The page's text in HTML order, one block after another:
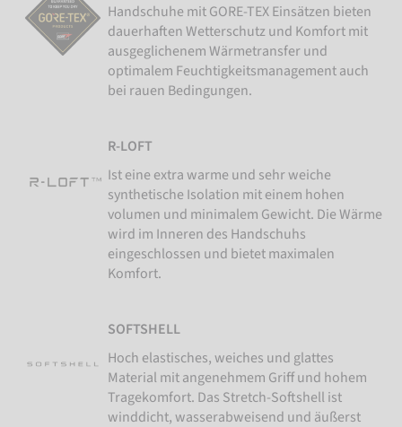
Handschuhe mit GORE-TEX Einsätzen bieten
dauerhaften Wetterschutz und Komfort mit
ausgeglichenem Wärmetransfer und
optimalem Feuchtigkeitsmanagement auch
bei rauen Bedingungen.
R-LOFT
Ist eine extra warme und sehr weiche
synthetische Isolation mit einem hohen
volumen und minimalem Gewicht. Die Wärme
wird im Inneren des Handschuhs
eingeschlossen und bietet maximalen
Komfort.
SOFTSHELL
Hoch elastisches, weiches und glattes
Material mit angenehmem Griff und hohem
Tragekomfort. Das Stretch-Softshell ist
winddicht, wasserabweisend und äußerst